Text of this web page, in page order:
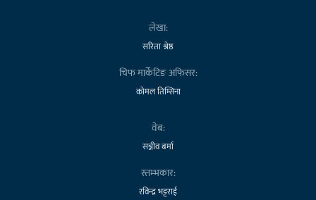
लेखा:
सरिता श्रेष्ठ
चिफ मार्केटिङ अफिसर:
कोमल तिम्सिना
वेब:
सञ्जीव बर्मा
स्तम्भकार:
रविन्द्र भट्टराई